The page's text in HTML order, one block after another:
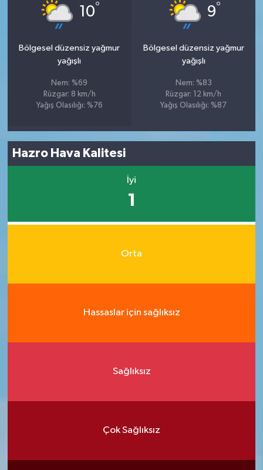
10°
Bölgesel düzensiz yağmur
yağışlı
Nem: %69
Rüzgar: 8 km/h
Yağış Olasılığı: %76
9°
Bölgesel düzensiz yağmur
yağışlı
Nem: %83
Rüzgar: 12 km/h
Yağış Olasılığı: %87
Hazro Hava Kalitesi
İyi
1
Orta
Hassaslar için sağlıksız
Sağlıksız
Çok Sağlıksız